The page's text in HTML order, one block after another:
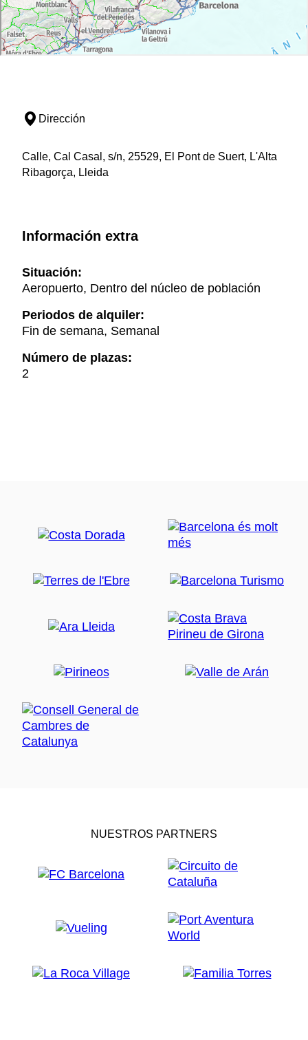
Dirección
Calle, Cal Casal, s/n, 25529, El Pont de Suert, L'Alta
Ribagorça, Lleida
Información extra
Situación:
Aeropuerto, Dentro del núcleo de población
Periodos de alquiler:
Fin de semana, Semanal
Número de plazas:
2
NUESTROS PARTNERS